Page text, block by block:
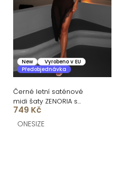
New
Vyrobeno v EU
Předobjednávka
Černé letní saténové
midi šaty ZENORIA s
krajkou
749 Kč
ONESIZE